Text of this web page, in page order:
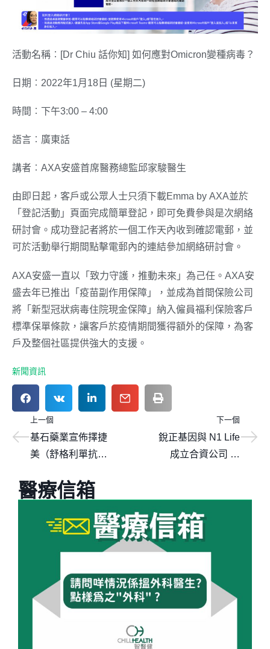
活動名稱︰[Dr Chiu 話你知] 如何應對Omicron變種病毒？
日期︰2022年1月18日 (星期二)
時間︰下午3:00 – 4:00
語言︰廣東話
講者︰AXA安盛首席醫務總監邱家駿醫生
由即日起，客戶或公眾人士只須下載Emma by AXA並於
「登記活動」頁面完成簡單登記，即可免費參與是次網絡
研討會。成功登記者將於一個工作天內收到確認電郵，並
可於活動舉行期間點擊電郵內的連結參加網絡研討會。
AXA安盛一直以「致力守護，推動未來」為己任。AXA安
盛去年已推出「疫苗副作用保障」，並成為首間保險公司
將「新型冠狀病毒住院現金保障」納入僱員福利保險客戶
標準保單條款，讓客戶於疫情期間獲得額外的保障，為客
戶及整個社區提供強大的支援。
新聞資訊
上一個
基石藥業宣佈擇捷
美（舒格利單抗注
治淋巴瘤註冊性臨
點，擬遞交新適應
症上市申請
下一個
銳正基因與 N1 Life
成立合資公司 —
醫療信箱